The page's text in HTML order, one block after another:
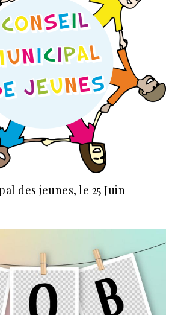
des jeunes, le 25 Juin